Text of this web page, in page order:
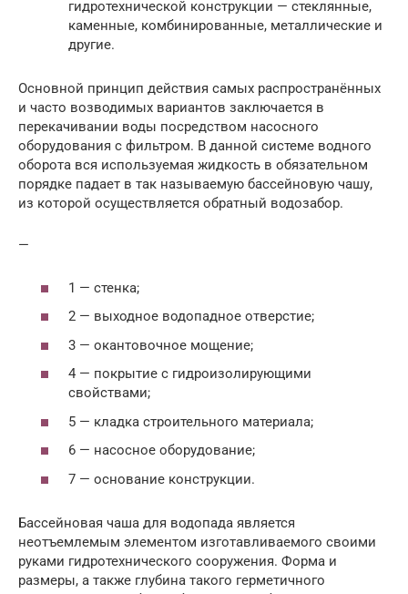
гидротехнической конструкции — стеклянные,
каменные, комбинированные, металлические и
другие.
Основной принцип действия самых распространённых
и часто возводимых вариантов заключается в
перекачивании воды посредством насосного
оборудования с фильтром. В данной системе водного
оборота вся используемая жидкость в обязательном
порядке падает в так называемую бассейновую чашу,
из которой осуществляется обратный водозабор.
—
1 — стенка;
2 — выходное водопадное отверстие;
3 — окантовочное мощение;
4 — покрытие с гидроизолирующими
свойствами;
5 — кладка строительного материала;
6 — насосное оборудование;
7 — основание конструкции.
Бассейновая чаша для водопада является
неотъемлемым элементом изготавливаемого своими
руками гидротехнического сооружения. Форма и
размеры, а также глубина такого герметичного